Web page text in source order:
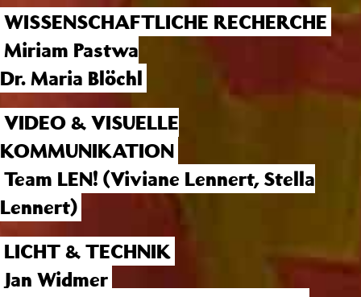
WISSENSCHAFTLICHE RECHERCHE
Miriam Pastwa
Dr. Maria Blöchl
VIDEO & VISUELLE
KOMMUNIKATION
Team LEN! (Viviane Lennert, Stella
Lennert)
LICHT & TECHNIK
Jan Widmer